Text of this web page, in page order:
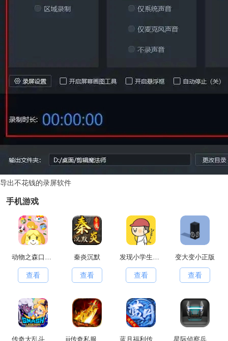
导出不花钱的录屏软件
手机游戏
查看
秦炎沉默
查看 查看
变大变小正版
查看
传奇大乱斗原版 蓝月福利传奇红包版 星际侦察兵K1手游直装版